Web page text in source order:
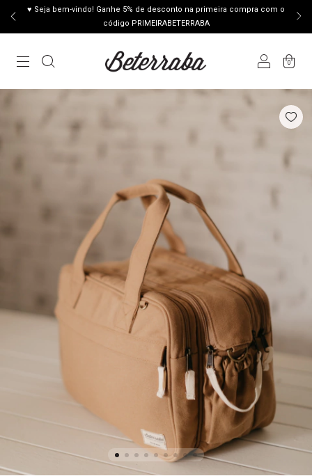
♥ Seja bem-vindo! Ganhe 5% de desconto na primeira compra com o
código PRIMEIRABETERRABA
0